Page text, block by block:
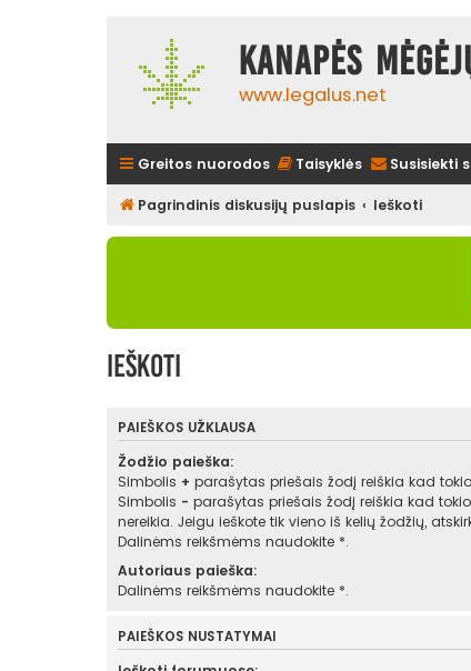
Kanapės
www.legalus.net
Greitos nuorodos Taisyklės Susisiekti
Pagrindinis diskusijų puslapis Ieškoti
Ieškoti
PAIEŠKOS UŽKLAUSA
Žodžio paieška:
Simbolis + parašytas priešais žodį reiškia kad
Simbolis - parašytas priešais žodį reiškia kad
nereikia. Jeigu ieškote tik vieno iš kelių žodžių,
Dalinėms reikšmėms naudokite *.
Autoriaus paieška:
Dalinėms reikšmėms naudokite *.
PAIEŠKOS NUSTATYMAI